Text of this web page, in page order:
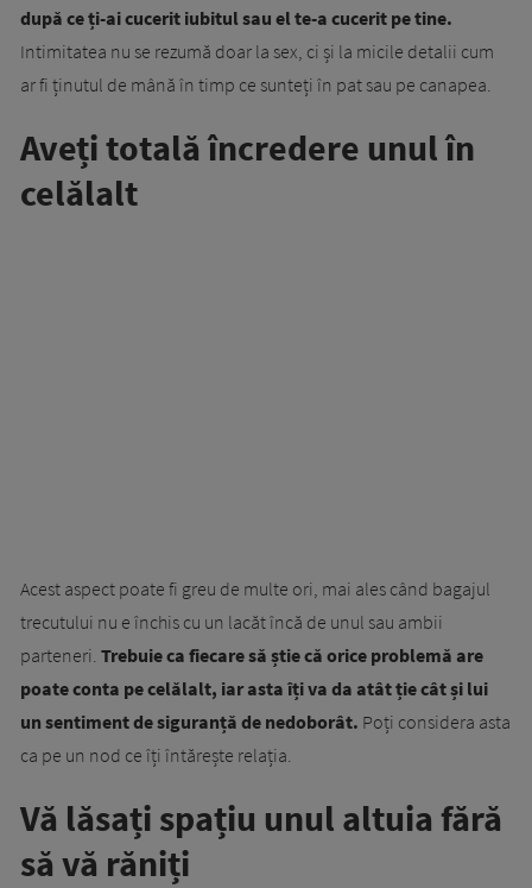
după ce ți-ai cucerit iubitul sau el te-a cucerit pe tine.
Intimitatea nu se rezumă doar la sex, ci și la micile detalii cum
ar fi ținutul de mână în timp ce sunteți în pat sau pe canapea.
Aveți totală încredere unul în
celălalt
Acest aspect poate fi greu de multe ori, mai ales când bagajul
trecutului nu e închis cu un lacăt încă de unul sau ambii
parteneri. Trebuie ca fiecare să știe că orice problemă are
poate conta pe celălalt, iar asta îți va da atât ție cât și lui
un sentiment de siguranță de nedoborât. Poți considera asta
ca pe un nod ce îți întărește relația.
Vă lăsați spațiu unul altuia fără
să vă răniți